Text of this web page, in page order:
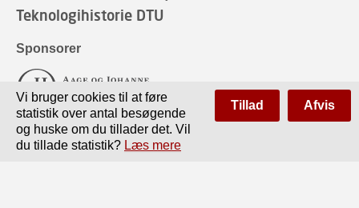
Teknologihistorie DTU
Sponsorer
Vi bruger cookies til at føre
statistik over antal besøgende
og huske om du tillader det. Vil
du tillade statistik? Læs mere
Tillad Afvis